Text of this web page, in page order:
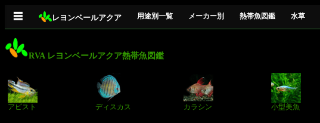
☰ レヨンベールアクア 用途別一覧 メーカー別 熱帯魚図鑑 水草
RVA レヨンベールアクア熱帯魚図鑑
アピスト ディスカス カラシン 小型美魚